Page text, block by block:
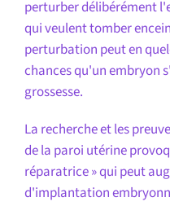
perturber délibérément
qui veulent tomber
perturbation peut en
chances qu'un embryon
grossesse.
La recherche et les
de la paroi utérine
réparatrice » qui peut
d'implantation